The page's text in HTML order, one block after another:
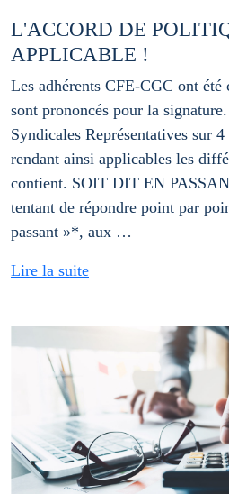
L'ACCORD DE
APPLICABLE !
Les adhérents CFE-CGC ont
sont prononcés pour la
Syndicales Représentatives sur
rendant ainsi applicables les
contient. SOIT DIT EN
tentant de répondre point par
passant »*, aux …
Lire la suite